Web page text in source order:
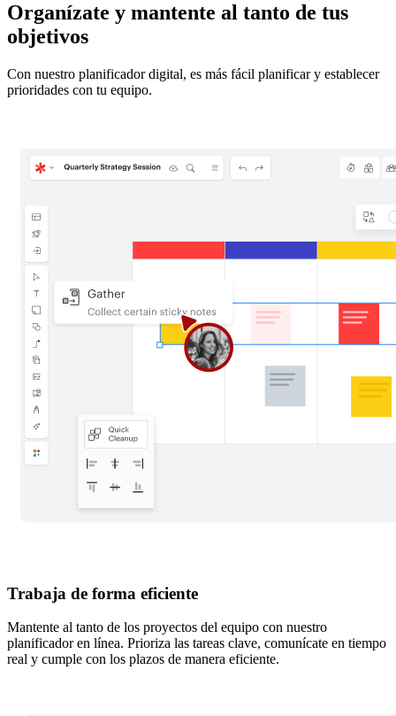
Organízate y mantente al tanto de tus
objetivos
Con nuestro planificador digital, es más fácil planificar y establecer
prioridades con tu equipo.
Trabaja de forma eficiente
Mantente al tanto de los proyectos del equipo con nuestro
planificador en línea. Prioriza las tareas clave, comunícate en tiempo
real y cumple con los plazos de manera eficiente.